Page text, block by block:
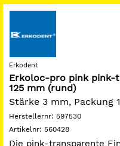
Erkodent
Erkoloc-pro pink pink-
125 mm (rund)
Stärke 3 mm, Packung
Herstellernr: 597530
Artikelnr: 560428
Die pink-transparente